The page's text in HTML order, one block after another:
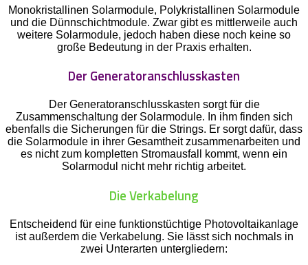
Monokristallinen Solarmodule, Polykristallinen Solarmodule
und die Dünnschichtmodule. Zwar gibt es mittlerweile auch
weitere Solarmodule, jedoch haben diese noch keine so
große Bedeutung in der Praxis erhalten.
Der Generatoranschlusskasten
Der Generatoranschlusskasten sorgt für die
Zusammenschaltung der Solarmodule. In ihm finden sich
ebenfalls die Sicherungen für die Strings. Er sorgt dafür, dass
die Solarmodule in ihrer Gesamtheit zusammenarbeiten und
es nicht zum kompletten Stromausfall kommt, wenn ein
Solarmodul nicht mehr richtig arbeitet.
Die Verkabelung
Entscheidend für eine funktionstüchtige Photovoltaikanlage
ist außerdem die Verkabelung. Sie lässt sich nochmals in
zwei Unterarten untergliedern: